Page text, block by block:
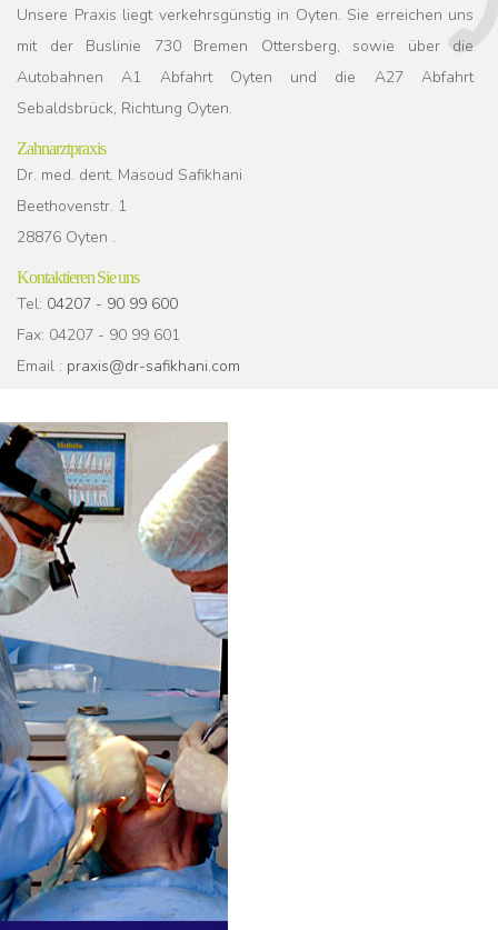
Unsere Praxis liegt verkehrsgünstig in Oyten. Sie erreichen uns
mit der Buslinie 730 Bremen Ottersberg, sowie über die
Autobahnen A1 Abfahrt Oyten und die A27 Abfahrt
Sebaldsbrück, Richtung Oyten.
Zahnarztpraxis
Dr. med. dent. Masoud Safikhani
Beethovenstr. 1
28876 Oyten .
Kontaktieren Sie uns
Tel: 04207 - 90 99 600
Fax: 04207 - 90 99 601
Email : praxis@dr-safikhani.com